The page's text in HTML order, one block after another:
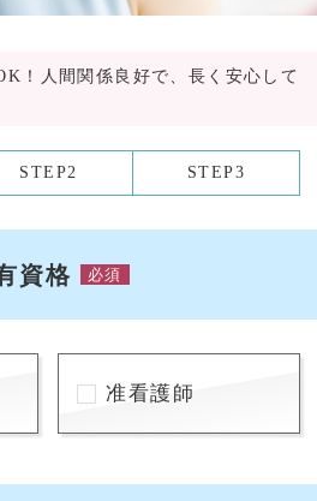
！人間関係良好で、長く安心して
STEP2 STEP3
資格 必須
准看護師